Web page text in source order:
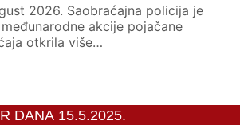
2026. Saobraćajna policija je
akcije pojačane
otkrila više…
DANA 15.5.2025.